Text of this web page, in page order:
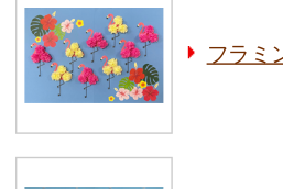
フラミ